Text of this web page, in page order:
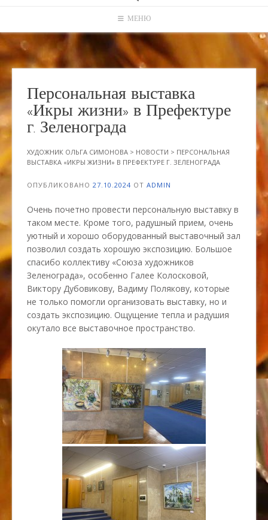
МЕНЮ
Персональная выставка
«Икры жизни» в Префектуре
г. Зеленограда
ХУДОЖНИК ОЛЬГА СИМОНОВА > НОВОСТИ > ПЕРСОНАЛЬНАЯ
ВЫСТАВКА «ИКРЫ ЖИЗНИ» В ПРЕФЕКТУРЕ Г. ЗЕЛЕНОГРАДА
ОПУБЛИКОВАНО 27.10.2024 ОТ ADMIN
Очень почетно провести персональную выставку в
таком месте. Кроме того, радушный прием, очень
уютный и хорошо оборудованный выставочный зал
позволил создать хорошую экспозицию. Большое
спасибо коллективу «Союза художников
Зеленограда», особенно Галее Колосковой,
Виктору Дубовикову, Вадиму Полякову, которые
не только помогли организовать выставку, но и
создать экспозицию. Ощущение тепла и радушия
окутало все выставочное пространство.